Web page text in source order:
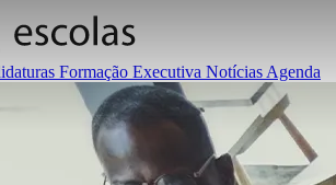
Formação Executiva Notícias Agenda